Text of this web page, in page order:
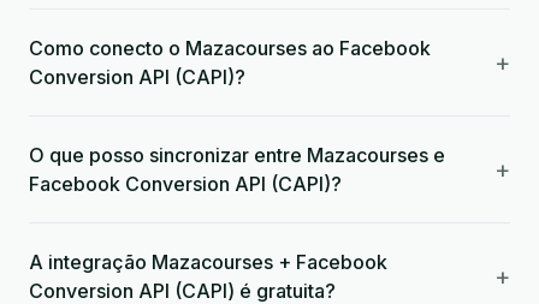
Como conecto o Mazacourses ao Facebook
Conversion API (CAPI)?
+
O que posso sincronizar entre Mazacourses e
Facebook Conversion API (CAPI)?
+
A integração Mazacourses + Facebook
Conversion API (CAPI) é gratuita?
+